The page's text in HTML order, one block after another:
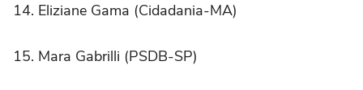
14. Eliziane Gama (Cidadania-MA)
15. Mara Gabrilli (PSDB-SP)